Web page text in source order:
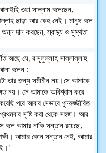
ওয়া সাল্লাম বলেছেন,
ছাড়া আর কেহ নেই। মানুষ বলে
দান করছেন, স্বাস্থ্য ও সুস্থতা
আছে যে, রাসূলুল্লাহ সাল্লাল্লাহু
বলেন :
তার জন্য সমীচীন নয়।সে আমাকে
নয়। সে আমাকে অবিশ্বাস করে
পরে আবার সেভাবে পুনরুজ্জীবিত
সৃষ্টি করা থেকে সহজ। আর
বলে আমার নাকি সন্তান রয়েছে,
আমার কোন সন্তান নেই, আমার